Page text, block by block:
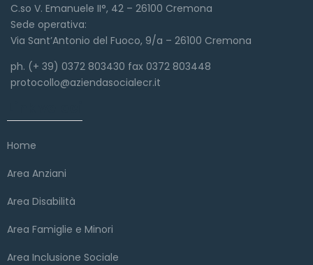
C.so V. Emanuele II°, 42 – 26100 Cremona
Sede operativa:
Via Sant’Antonio del Fuoco, 9/a – 26100 Cremona
ph. (+ 39) 0372 803430 fax 0372 803448
protocollo@aziendasocialecr.it
Home
Area Anziani
Area Disabilità
Area Famiglie e Minori
Area Inclusione Sociale